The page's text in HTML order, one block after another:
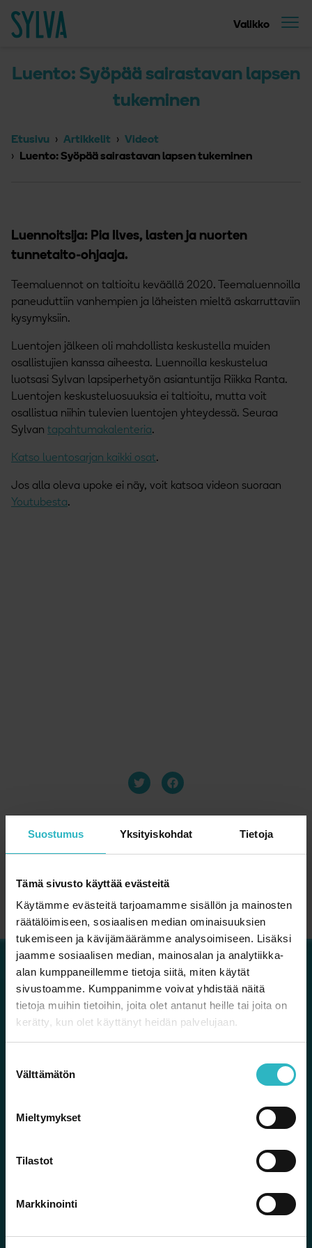
Suostumus Yksityiskohdat Tietoja
Tämä sivusto käyttää evästeitä
Käytämme evästeitä tarjoamamme sisällön ja mainosten
räätälöimiseen, sosiaalisen median ominaisuuksien
tukemiseen ja kävijämäärämme analysoimiseen. Lisäksi
jaamme sosiaalisen median, mainosalan ja analytiikka-
alan kumppaneillemme tietoja siitä, miten käytät
sivustoamme. Kumppanimme voivat yhdistää näitä
tietoja muihin tietoihin, joita olet antanut heille tai joita on
kerätty, kun olet käyttänyt heidän palvelujaan.
Välttämätön
Mieltymykset
Tilastot
Markkinointi
Valikko
Luento: Syöpää sairastavan lapsen
tukeminen
Etusivu Artikkelit
Videot
Luento: Syöpää sairastavan lapsen tukeminen
Luennoitsija: Pia Ilves, lasten ja nuorten
tunnetaito-ohjaaja.
Teemaluennot on taltioitu keväällä 2020. Teemaluennoilla
paneuduttiin vanhempien ja läheisten mieltä askarruttaviin
kysymyksiin.
Luentojen jälkeen oli mahdollista keskustella muiden
osallistujien kanssa aiheesta. Luennoilla keskustelua
luotsasi Sylvan lapsiperhetyön asiantuntija Riikka Ranta.
Luentojen keskusteluosuuksia ei taltioitu, mutta voit
osallistua niihin tulevien luentojen yhteydessä. Seuraa
Sylvan tapahtumakalenteria.
Katso luentosarjan kaikki osat.
Jos alla oleva upoke ei näy, voit katsoa videon suoraan
Youtubesta.
00180 Helsinki
Sylvan Facebook
Sylvan Instagram
Nuorelle